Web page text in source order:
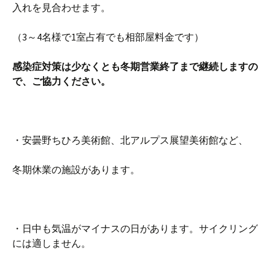
入れを見合わせます。
（3～4名様で1室占有でも相部屋料金です）
感染症対策は少なくとも冬期営業終了まで継続しますの
で、ご協力ください。
・安曇野ちひろ美術館、北アルプス展望美術館など、
冬期休業の施設があります。
・日中も気温がマイナスの日があります。サイクリング
には適しません。